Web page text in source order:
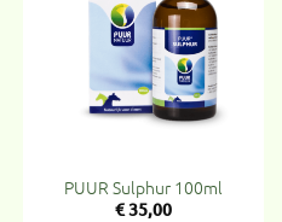
Toevoegen
aan
verlanglijst
PUUR Sulphur 100ml
€35,00